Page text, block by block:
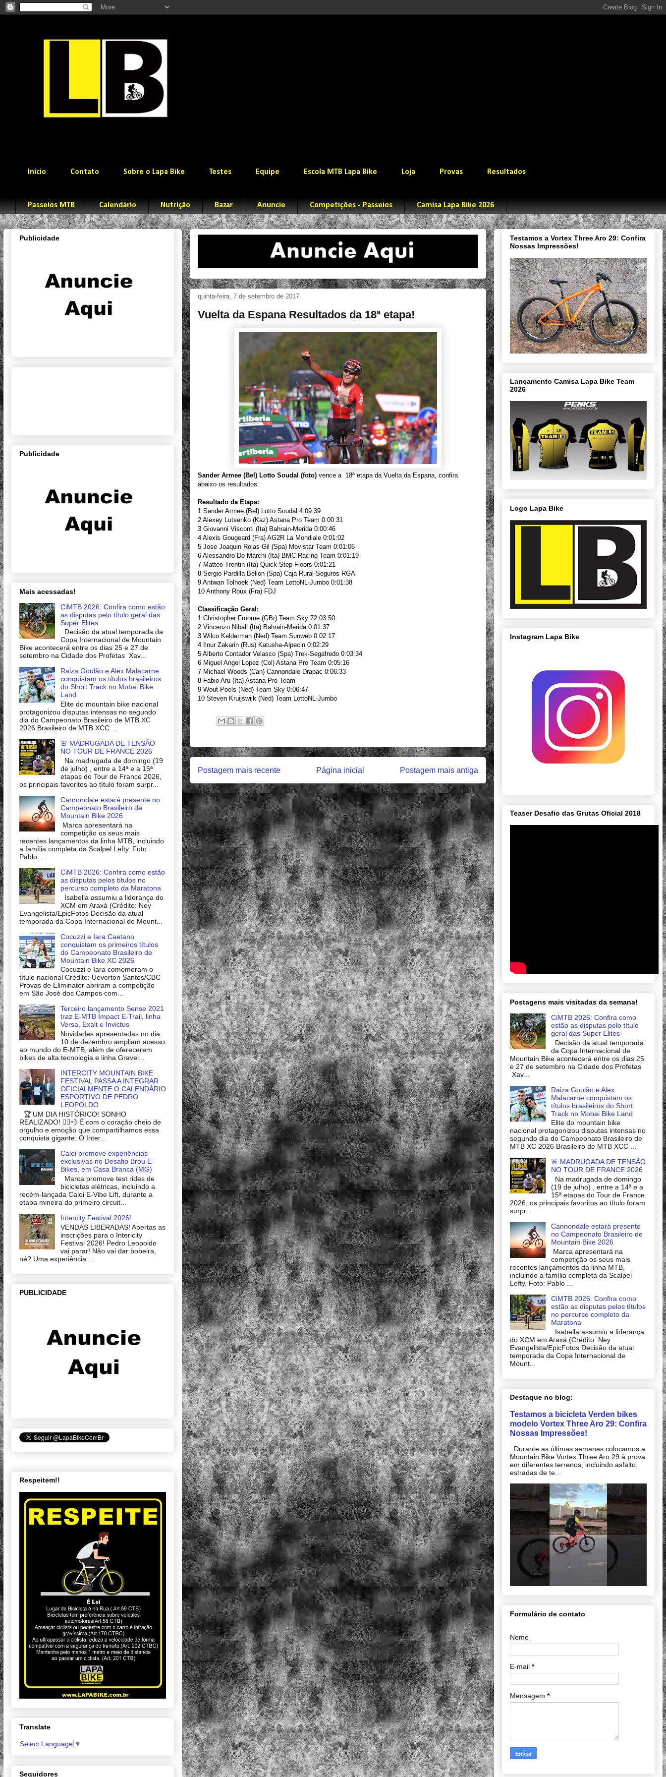
Início Contato Sobre o Lapa Bike Testes Equipe Escola MTB Lapa Bike Loja Provas Resultados
Passeios MTB Calendário Nutrição Bazar Anuncie Competições - Passeios Camisa Lapa Bike 2026
quinta-feira, 7 de setembro de 2017
Vuelta da Espana Resultados da 18ª etapa!
Sander Armee (Bel) Lotto Soudal (foto) vence a 18ª etapa da Vuelta da Espana, confira
abaixo os resultados:
Resultado da Etapa:
1 Sander Armee (Bel) Lotto Soudal 4:09:39
2 Alexey Lutsenko (Kaz) Astana Pro Team 0:00:31
3 Giovanni Visconti (Ita) Bahrain-Merida 0:00:46
4 Alexis Gougeard (Fra) AG2R La Mondiale 0:01:02
5 Jose Joaquin Rojas Gil (Spa) Movistar Team 0:01:06
6 Alessandro De Marchi (Ita) BMC Racing Team 0:01:19
7 Matteo Trentin (Ita) Quick-Step Floors 0:01:21
8 Sergio Pardilla Bellon (Spa) Caja Rural-Seguros RGA
9 Antwan Tolhoek (Ned) Team LottoNL-Jumbo 0:01:38
10 Anthony Roux (Fra) FDJ
Classificação Geral:
1 Christopher Froome (GBr) Team Sky 72:03:50
2 Vincenzo Nibali (Ita) Bahrain-Merida 0:01:37
3 Wilco Kelderman (Ned) Team Sunweb 0:02:17
4
Ilnur Zakarin (Rus) Katusha-Alpecin 0:02:29
5 Alberto Contador Velasco (Spa) Trek-Segafredo 0:03:34
6 Miguel Angel Lopez (Col) Astana Pro Team 0:05:16
7 Michael Woods (Can) Cannondale-Drapac 0:06:33
8 Fabio Aru (Ita) Astana Pro Team
9 Wout Poels (Ned) Team Sky 0:06:47
10 Steven Kruijswijk (Ned) Team LottoNL-Jumbo
Postagem mais recente Postagem mais antiga
Página inicial
Publicidade
Publicidade
Mais acessadas!
CiMTB 2026: Confira como estão
as disputas pelo título geral das
Super Elites
Decisão da atual temporada da
Copa Internacional de Mountain
Bike acontecerá entre os dias 25 e 27 de
setembro na Cidade dos Profetas Xav...
Raiza Goulão e Alex Malacarne
conquistam os títulos brasileiros
do Short Track no Mobai Bike
Land
Elite do mountain bike nacional
protagonizou disputas intensas no segundo
dia do Campeonato Brasileiro de MTB XC
2026 Brasileiro de MTB XCC ...
🚨 MADRUGADA DE TENSÃO
NO TOUR DE FRANCE 2026
Na madrugada de domingo (19
de julho) , entre a 14ª e a 15ª
etapas do Tour de France 2026,
os principais favoritos ao título foram surpr...
Cannondale estará presente no
Campeonato Brasileiro de
Mountain Bike 2026
Marca apresentará na
competição os seus mais
recentes lançamentos da linha MTB, incluindo
a família completa da Scalpel Lefty. Foto:
Pablo ...
CiMTB 2026: Confira como estão
as disputas pelos títulos no
percurso completo da Maratona
Isabella assumiu a liderança do
XCM em Araxá (Crédito: Ney
Evangelista/EpicFotos Decisão da atual
temporada da Copa Internacional de Mount...
Cocuzzi e Iara Caetano
conquistam os primeiros títulos
do Campeonato Brasileiro de
Mountain Bike XC 2026
Cocuzzi e Iara comemoram o
título nacional Crédito: Ueverton Santos/CBC
Provas de Eliminator abriram a competição
em São José dos Campos com...
Terceiro lançamento Sense 2021
traz E-MTB Impact E-Trail, linha
Versa, Exalt e Invictus
Novidades apresentadas no dia
10 de dezembro ampliam acesso
ao mundo do E-MTB, além de oferecerem
bikes de alta tecnologia e linha Gravel...
INTERCITY MOUNTAIN BIKE
FESTIVAL PASSA A INTEGRAR
OFICIALMENTE O CALENDÁRIO
ESPORTIVO DE PEDRO
LEOPOLDO
🏆 UM DIA HISTÓRICO! SONHO
REALIZADO! 🚴‍♂️💨 É com o coração cheio de
orgulho e emoção que compartilhamos essa
conquista gigante: O Inter...
Caloi promove experiências
exclusivas no Desafio Brou E-
Bikes, em Casa Branca (MG)
Marca promove test rides de
bicicletas elétricas, incluindo a
recém-lançada Caloi E-Vibe Lift, durante a
etapa mineira do primeiro circuit...
Intercity Festival 2026!
VENDAS LIBERADAS! Abertas as
inscrições para o Intericity
Festival 2026! Pedro Leopoldo
vai parar! Não vai dar bobeira,
né? Uma experiência ...
PUBLICIDADE
Respeitem!!
Translate
Select Language ▼
Seguidores
Testamos a Vortex Three Aro 29: Confira
Nossas Impressões!
Lançamento Camisa Lapa Bike Team
2026
Logo Lapa Bike
Instagram Lapa Bike
Teaser Desafio das Grutas Oficial 2018
Postagens mais visitadas da semana!
CiMTB 2026: Confira como
estão as disputas pelo título
geral das Super Elites
Decisão da atual temporada
da Copa Internacional de
Mountain Bike acontecerá entre os dias 25
e 27 de setembro na Cidade dos Profetas
Xav...
Raiza Goulão e Alex
Malacarne conquistam os
títulos brasileiros do Short
Track no Mobai Bike Land
Elite do mountain bike
nacional protagonizou disputas intensas no
segundo dia do Campeonato Brasileiro de
MTB XC 2026 Brasileiro de MTB XCC ...
🚨 MADRUGADA DE TENSÃO
NO TOUR DE FRANCE 2026
Na madrugada de domingo
(19 de julho) , entre a 14ª e a
15ª etapas do Tour de France
2026, os principais favoritos ao título foram
surpr...
Cannondale estará presente
no Campeonato Brasileiro de
Mountain Bike 2026
Marca apresentará na
competição os seus mais
recentes lançamentos da linha MTB,
incluindo a família completa da Scalpel
Lefty. Foto: Pablo ...
CiMTB 2026: Confira como
estão as disputas pelos títulos
no percurso completo da
Maratona
Isabella assumiu a liderança
do XCM em Araxá (Crédito: Ney
Evangelista/EpicFotos Decisão da atual
temporada da Copa Internacional de
Mount...
Destaque no blog:
Testamos a bicicleta Verden bikes
modelo Vortex Three Aro 29: Confira
Nossas Impressões!
Durante as últimas semanas colocamos a
Mountain Bike Vortex Three Aro 29 à prova
em diferentes terrenos, incluindo asfalto,
estradas de te...
Formulário de contato
Nome
E-mail *
Mensagem *